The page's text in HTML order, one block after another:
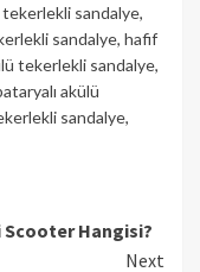
sandalye,
sandalye, hafif
tekerlekli sandalye,
akülü
sandalye,
Scooter Hangisi?
Next